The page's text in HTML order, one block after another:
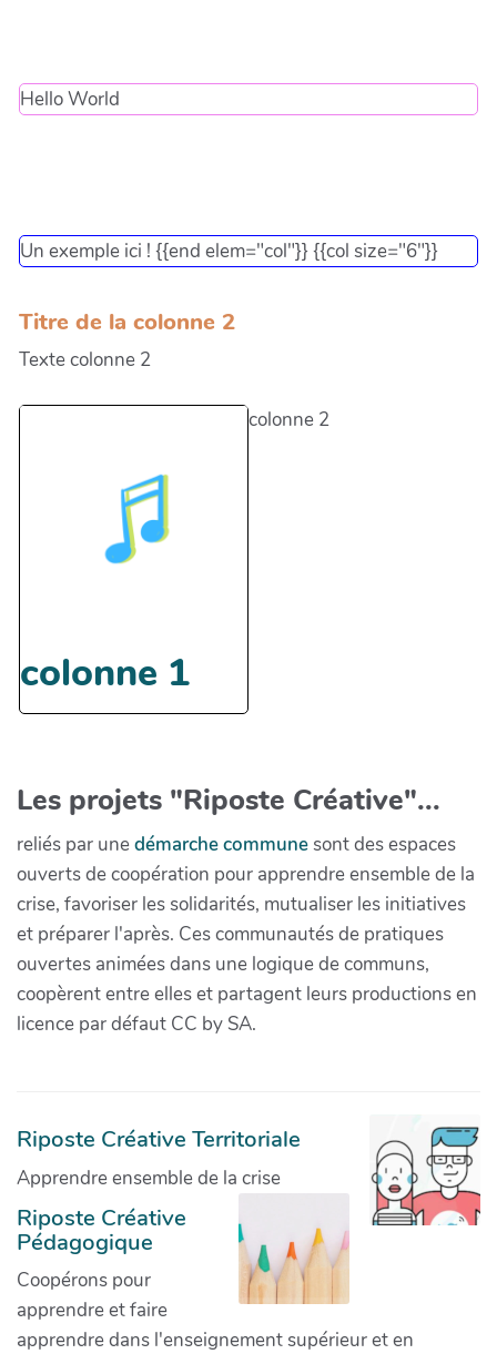
Hello World
Un exemple ici ! {{end elem="col"}} {{col size="6"}}
Titre de la colonne 2
Texte colonne 2
colonne 1
colonne 2
Les projets "Riposte Créative"...
reliés par unedémarche communesont des espaces
ouverts de coopération pour apprendre ensemble de la
crise, favoriser les solidarités, mutualiser les initiatives
et préparer l'après. Ces communautés de pratiques
ouvertes animées dans une logique de communs,
coopèrent entre elles et partagent leurs productions en
licence par défaut CC by SA.
Riposte Créative Territoriale
Apprendre ensemble de la crise
Riposte Créative
Pédagogique
Coopérons pour
apprendre et faire
apprendre dans l'enseignement supérieur et en